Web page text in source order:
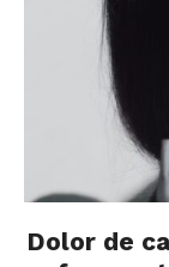
Dolor de